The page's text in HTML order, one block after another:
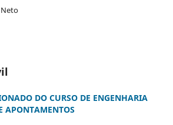
Neto
DO CURSO DE ENGENHARIA
APONTAMENTOS